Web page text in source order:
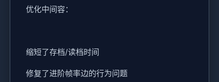
优化中间容：
缩短了存档/读档时间
修复了进阶帧率边的行为问题